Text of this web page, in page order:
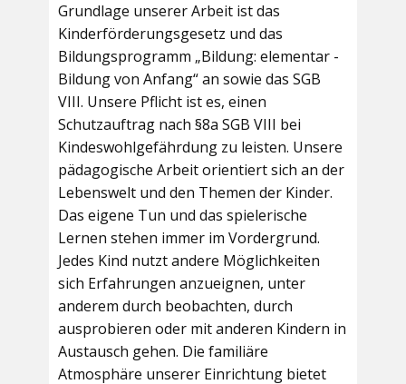
Grundlage unserer Arbeit ist das
Kinderförderungsgesetz und das
Bildungsprogramm „Bildung: elementar -
Bildung von Anfang“ an sowie das SGB
VIII. Unsere Pflicht ist es, einen
Schutzauftrag nach §8a SGB VIII bei
Kindeswohlgefährdung zu leisten. Unsere
pädagogische Arbeit orientiert sich an der
Lebenswelt und den Themen der Kinder.
Das eigene Tun und das spielerische
Lernen stehen immer im Vordergrund.
Jedes Kind nutzt andere Möglichkeiten
sich Erfahrungen anzueignen, unter
anderem durch beobachten, durch
ausprobieren oder mit anderen Kindern in
Austausch gehen. Die familiäre
Atmosphäre unserer Einrichtung bietet